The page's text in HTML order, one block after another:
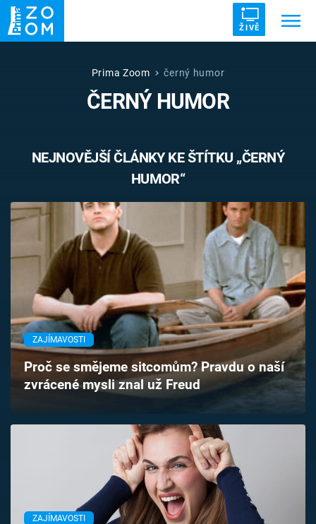
ŽIVĚ
UFO DRUHÁ SVĚTOVÁ VÁLKA
VETŘELCI DÁVNOVĚKU
Pořady
TV Program
Časopis
Sledujte prima+
Prima Zoom černý humor
ČERNÝ HUMOR
NEJNOVĚJŠÍ ČLÁNKY KE ŠTÍTKU „ČERNÝ
HUMOR“
ZAJÍMAVOSTI
Proč se smějeme sitcomům? Pravdu o naší
zvrácené mysli znal už Freud
ZAJÍMAVOSTI